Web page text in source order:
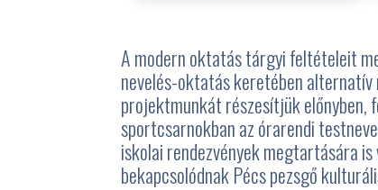
A modern oktatás tárgyi feltételeit
nevelés-oktatás keretében
projektmunkát részesítjük
sportcsarnokban az órarendi
iskolai rendezvények megtartására
bekapcsolódnak Pécs pezsgő